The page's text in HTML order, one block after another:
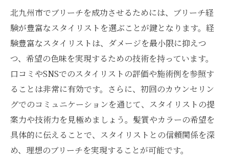
北九州市でブリーチを成功させるためには、ブリーチ経
験が豊富なスタイリストを選ぶことが鍵となります。経
験豊富なスタイリストは、ダメージを最小限に抑えつ
つ、希望の色味を実現するための技術を持っています。
口コミやSNSでのスタイリストの評価や施術例を参照す
ることは非常に有効です。さらに、初回のカウンセリン
グでのコミュニケーションを通じて、スタイリストの提
案力や技術力を見極めましょう。髪質やカラーの希望を
具体的に伝えることで、スタイリストとの信頼関係を深
め、理想のブリーチを実現することが可能です。